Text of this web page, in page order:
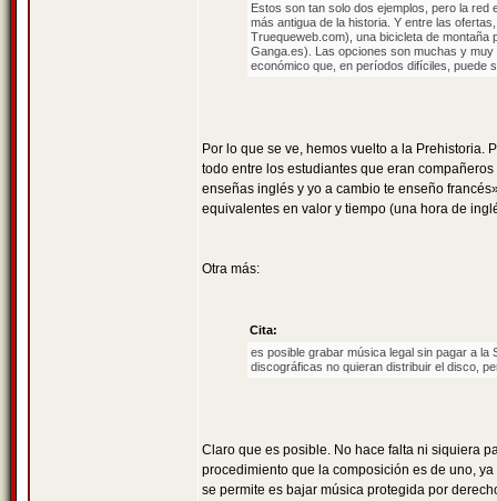
Estos son tan solo dos ejemplos, pero la
más antigua de la historia. Y entre las
Truequeweb.com), una bicicleta de montaña
Ganga.es). Las opciones son muchas y
económico que, en períodos difíciles, puede
Por lo que se ve, hemos vuelto a la Prehistoria.
todo entre los estudiantes que eran
enseñas inglés y yo a cambio te enseño
equivalentes en valor y tiempo (una hora de
Otra más:
Cita:
es posible grabar música legal sin pagar a
discográficas no quieran distribuir el disco,
Claro que es posible. No hace falta ni siquiera
procedimiento que la composición es de uno,
se permite es bajar música protegida por